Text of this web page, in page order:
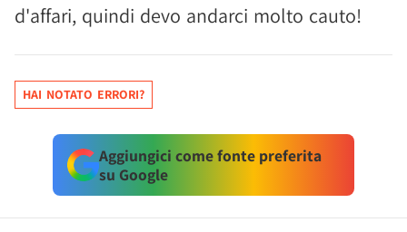
d'affari, quindi devo andarci molto cauto!
HAI NOTATO ERRORI?
Aggiungici come fonte preferita
su Google